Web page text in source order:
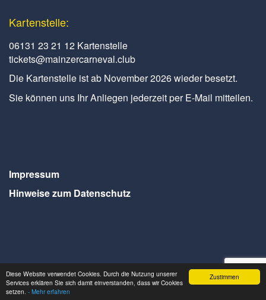
Zustimmen
Diese Website verwendet Cookies. Durch die Nutzung unserer
Services erklären Sie sich damit einverstanden, dass wir Cookies
setzen. - Mehr erfahren
Kartenstelle:
06131 23 21 12 Kartenstelle
tickets@mainzercarneval.club
Die Kartenstelle ist ab November 2026 wieder besetzt.
Sie können uns Ihr Anliegen jederzeit per E-Mail mitteilen.
Impressum
Hinweise zum Datenschutz
Webdesign Seventum